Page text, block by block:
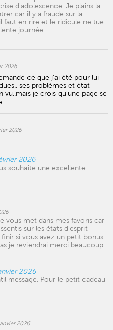
d'adolescence. Je plains la
car il y a fraude sur la
faut en rire et le ridicule ne tue
journée.
2026
ce que j'ai été pour lui
ses problèmes et état
vu..mais je crois qu'une page se
2026
2026
souhaite une excellente
vous met dans mes favoris car
sur les états d'esprit
si vous avez un petit bonus
je reviendrai merci beaucoup
2026
message. Pour le petit cadeau
2026